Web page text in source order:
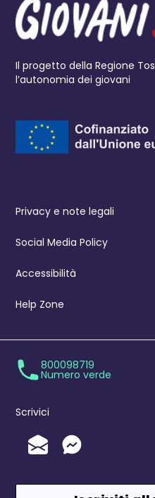
Il progetto della Regione
l’autonomia dei giovani
Privacy e note legali
Social Media Policy
Accessibilità
Help Zone
800098719
Numero verde
Scrivici
Invia un'Email
Messenger